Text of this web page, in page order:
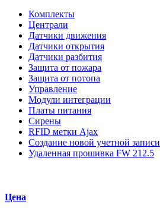
Комплекты
Централи
Датчики движения
Датчики открытия
Датчики разбития
Защита от пожара
Защита от потопа
Управление
Модули интеграции
Платы питания
Сирены
RFID метки Ajax
Создание новой учетной записи
Удаленная прошивка FW 212.5
Цена